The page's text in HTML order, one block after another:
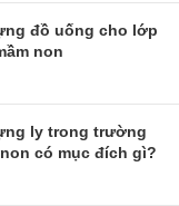
đồ uống cho lớp
non
ly trong trường
non có mục đích gì?